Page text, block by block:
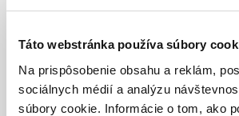
Táto webstránka používa súbory
Na prispôsobenie obsahu a reklám,
sociálnych médií a analýzu
súbory cookie. Informácie o tom, ako
– pripravená na použitie
Príprava podkladu
Podklad musí byť čistý, suchý, nosný, bez
tuk, vosk, živica.
Drevený povrch musí byť zbavený
Nenosné nátery musia byť odstránené